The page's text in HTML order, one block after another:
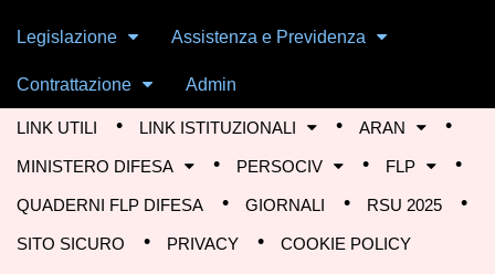
Legislazione Assistenza e Previdenza
Contrattazione Admin
LINK UTILI LINK ISTITUZIONALI ARAN
MINISTERO DIFESA PERSOCIV FLP
QUADERNI FLP DIFESA GIORNALI RSU 2025
SITO SICURO PRIVACY COOKIE POLICY